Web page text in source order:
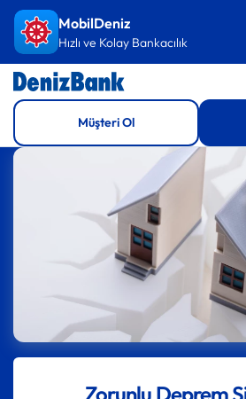
İçeriğe GitMobilDeniz
Hızlı ve Kolay Bankacılık
Müşteri Ol
Zorunlu Deprem